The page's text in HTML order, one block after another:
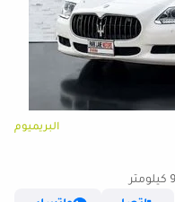
البريميوم